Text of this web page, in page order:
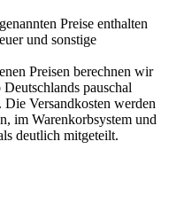
Preise enthalten
und sonstige
Preisen berechnen wir
pauschal
Versandkosten werden
im Warenkorbsystem und
deutlich mitgeteilt.